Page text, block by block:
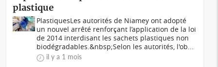
plastique
PlastiquesLes autorités de Niamey ont adopté
un nouvel arrêté renforçant l’application de la loi
de 2014 interdisant les sachets plastiques non
biodégradables.&nbsp;Selon les autorités, l'ob...
il y a 1 mois